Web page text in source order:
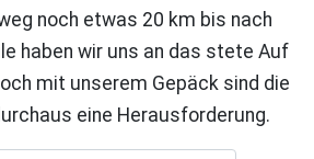
noch etwas 20 km bis nach
haben wir uns an das stete Auf
mit unserem Gepäck sind die
eine Herausforderung.